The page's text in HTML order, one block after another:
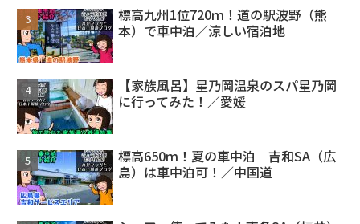
標高九州1位720ｍ！道の駅波野（熊
本）で車中泊／涼しい宿泊地
【家族風呂】星乃岡温泉のスパ星乃岡
に行ってみた！／愛媛
標高650ｍ！夏の車中泊 吉和SA（広
島）は車中泊可！／中国道